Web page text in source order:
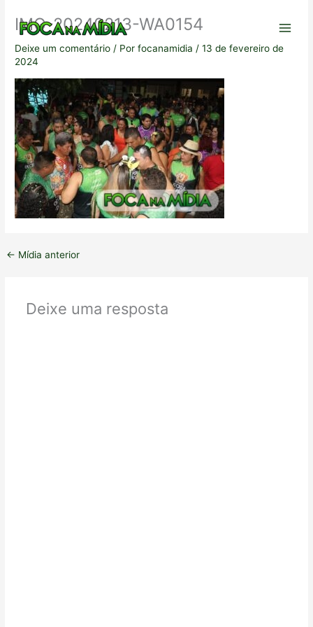
conteúdo
IMG-20240213-WA0154
Deixe um comentário / Porfocanamidia/13 de fevereiro de
2024
← Mídia anterior
Deixe uma resposta